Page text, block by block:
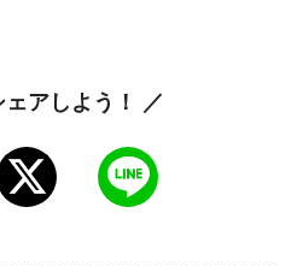
アしよう！ ／